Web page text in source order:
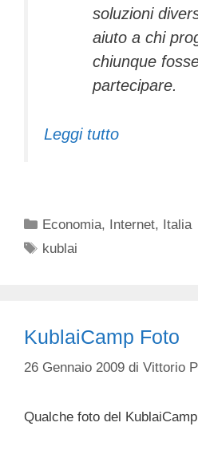
soluzioni
aiuto a chi
chiunque
partecipare.
Leggi tutto
Categorie
Economia, Internet, Italia
Tag
kublai
KublaiCamp Foto
26 Gennaio 2009 di Vittorio
Qualche foto del KublaiCamp